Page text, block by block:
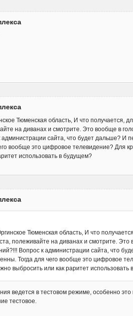
Тюменская область, И что получается,
на диванах и смотрите. Это вообще в
сайта, что будет дальше? И
вообще это цифровое телевидение? Для
использовать в будущем?
Тюменская область, И что
полеживайте на диванах и смотрите.
Вопрос к администрации сайта, что
Тогда для чего вообще это цифровое
выбросить или как раритет использовать
ведется в тестовом режиме, особенно это
тестовое.